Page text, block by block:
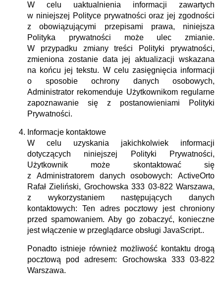
W celu uaktualnienia informacji zawartych
w niniejszej Polityce prywatności oraz jej zgodności
z obowiązującymi przepisami prawa, niniejsza
Polityka prywatności może ulec zmianie.
W przypadku zmiany treści Polityki prywatności,
zmieniona zostanie data jej aktualizacji wskazana
na końcu jej tekstu. W celu zasięgnięcia informacji
o sposobie ochrony danych osobowych,
Administrator rekomenduje Użytkownikom regularne
zapoznawanie się z postanowieniami Polityki
Prywatności.
Informacje kontaktowe
W celu uzyskania jakichkolwiek informacji
dotyczących niniejszej Polityki Prywatności,
Użytkownik może skontaktować się
z Administratorem danych osobowych: ActiveOrto
Rafał Zieliński, Grochowska 333 03-822 Warszawa,
z wykorzystaniem następujących danych
kontaktowych: Ten adres pocztowy jest chroniony
przed spamowaniem. Aby go zobaczyć, konieczne
jest włączenie w przeglądarce obsługi JavaScript..
Ponadto istnieje również możliwość kontaktu drogą
pocztową pod adresem: Grochowska 333 03-822
Warszawa.